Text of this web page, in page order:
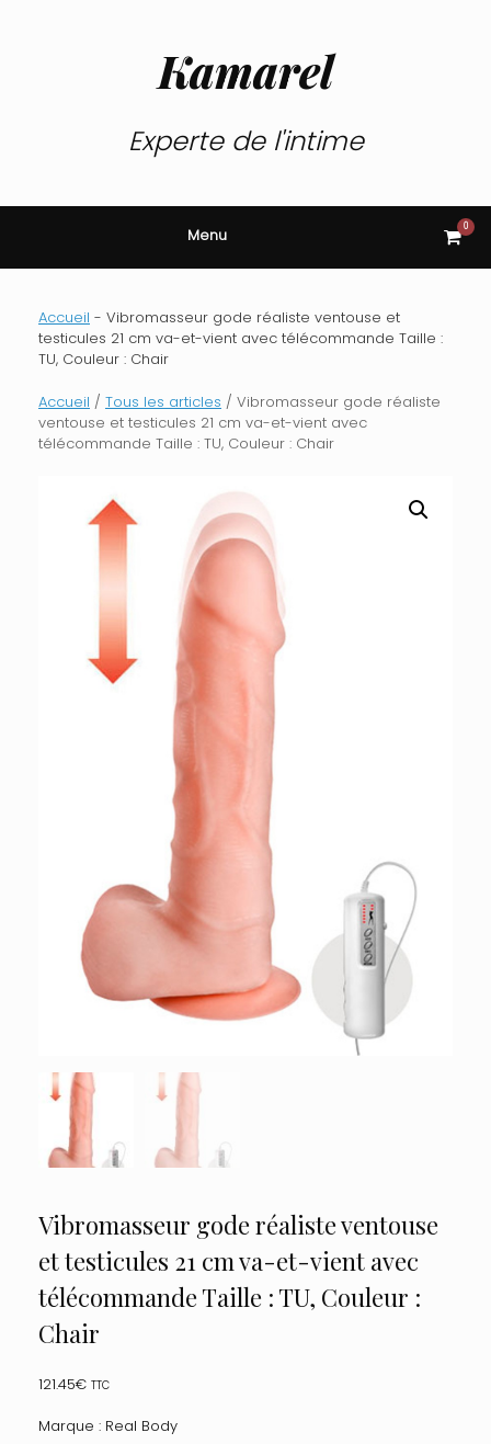
Kamarel
Experte de l'intime
Menu View
cart
0
Accueil - Vibromasseur gode réaliste ventouse et
testicules 21 cm va-et-vient avec télécommande Taille :
TU, Couleur : Chair
Accueil / Tous les articles / Vibromasseur gode réaliste
ventouse et testicules 21 cm va-et-vient avec
télécommande Taille : TU, Couleur : Chair
Vibromasseur gode réaliste ventouse
et testicules 21 cm va-et-vient avec
télécommande Taille : TU, Couleur :
Chair
121.45€ TTC
Marque : Real Body